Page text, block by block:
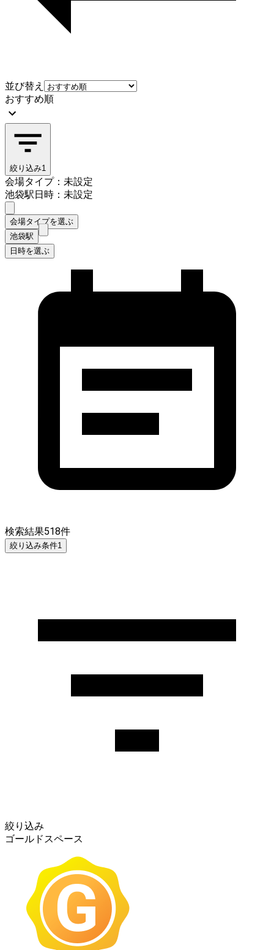
並び替え
おすすめ順
絞り込み1
会場タイプ：未設定
池袋駅日時：未設定
会場タイプを選ぶ
池袋駅
日時を選ぶ
検索結果518件
絞り込み条件1
絞り込み
ゴールドスペース